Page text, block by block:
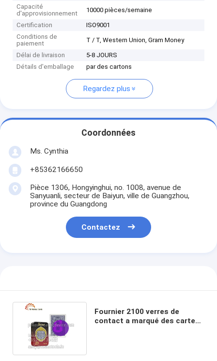
Capacité
d'approvisionnement
10000 pièces/semaine
Certification
ISO9001
Conditions de
paiement
T / T, Western Union, Gram Money
Délai de livraison
5-8 JOURS
Détails d'emballage
par des cartons
Regardez plus
Coordonnées
Ms. Cynthia
‪+85362166650‬
Pièce 1306, Hongyinghui, no. 1008, avenue de
Sanyuanli, secteur de Baiyun, ville de Guangzhou,
province du Guangdong
Contactez
Fournier 2100 verres de
contact a marqué des cartes